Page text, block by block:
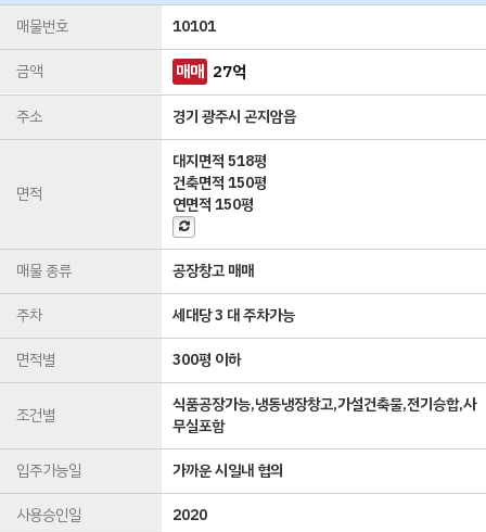
매물번호
10101
금액
매매 27억
주소 경기 광주시 곤지암읍
면적
대지면적518평
건축면적150평
연면적150평
매물 종류
공장창고 매매
주차
세대당 3 대 주차가능
면적별
300평 이하
조건별
식품공장가능,냉동냉장창고,가설건축물,전기승합,사
무실포함
입주가능일
가까운 시일내 협의
사용승인일
2020